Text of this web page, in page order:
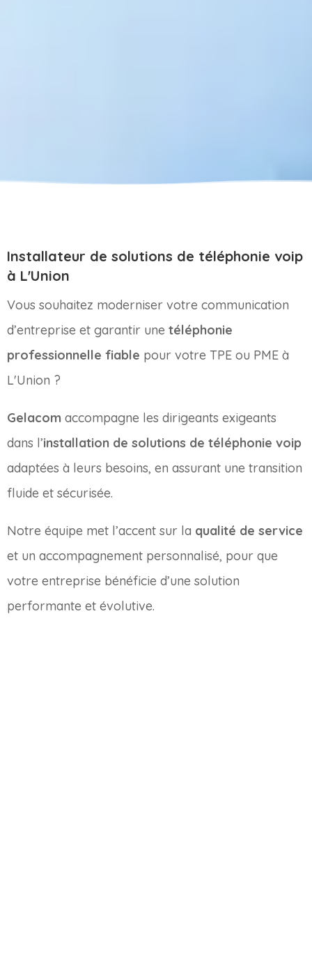
Installateur de solutions de téléphonie voip
à L'Union
Vous souhaitez moderniser votre communication
d’entreprise et garantir une téléphonie
professionnelle fiable pour votre TPE ou PME à
L'Union ?
Gelacom accompagne les dirigeants exigeants
dans l’installation de solutions de téléphonie voip
adaptées à leurs besoins, en assurant une transition
fluide et sécurisée.
Notre équipe met l’accent sur la qualité de service
et un accompagnement personnalisé, pour que
votre entreprise bénéficie d’une solution
performante et évolutive.